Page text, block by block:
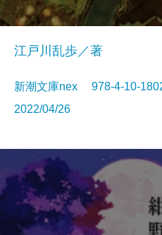
江戸川乱歩／著
新潮文庫nex 978-4-10-
2022/04/26